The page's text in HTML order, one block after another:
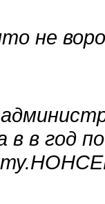
не
в в год